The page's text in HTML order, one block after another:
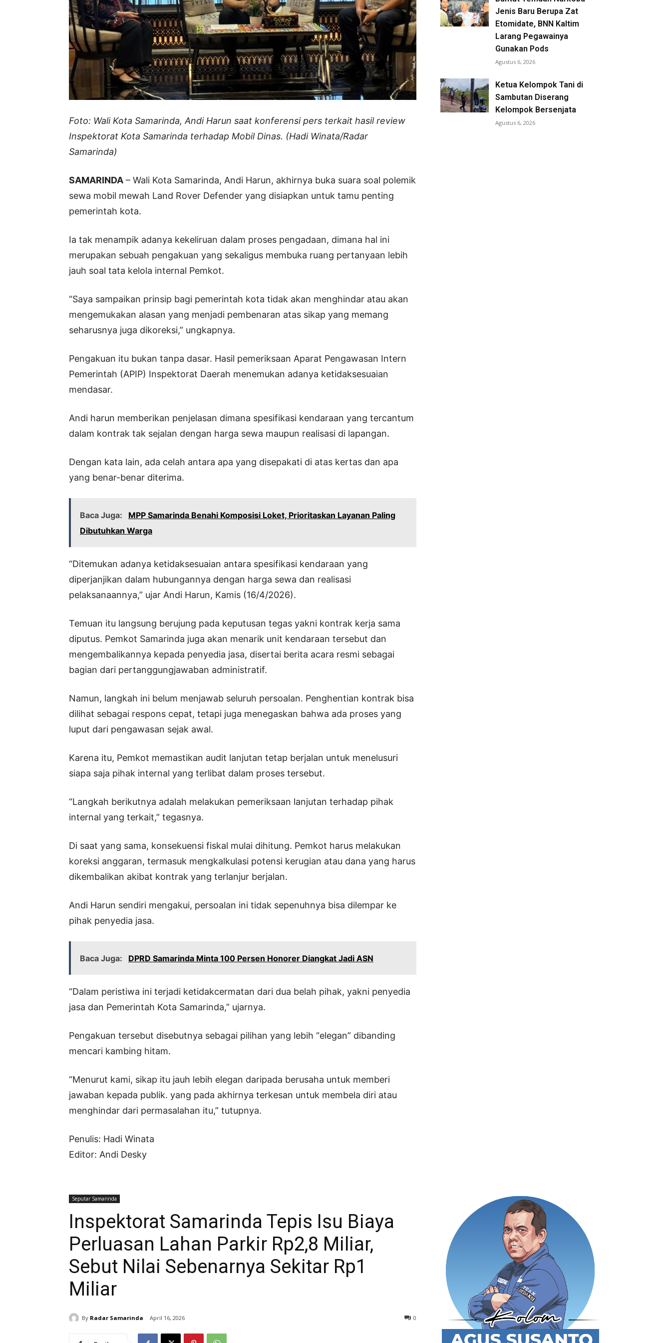
Foto: Wali Kota Samarinda, Andi Harun saat konferensi pers terkait hasil review
Inspektorat Kota Samarinda terhadap Mobil Dinas. (Hadi Winata/Radar
Samarinda)
SAMARINDA – Wali Kota Samarinda, Andi Harun, akhirnya buka suara soal polemik
sewa mobil mewah Land Rover Defender yang disiapkan untuk tamu penting
pemerintah kota.
Ia tak menampik adanya kekeliruan dalam proses pengadaan, dimana hal ini
merupakan sebuah pengakuan yang sekaligus membuka ruang pertanyaan lebih
jauh soal tata kelola internal Pemkot.
“Saya sampaikan prinsip bagi pemerintah kota tidak akan menghindar atau akan
mengemukakan alasan yang menjadi pembenaran atas sikap yang memang
seharusnya juga dikoreksi,” ungkapnya.
Pengakuan itu bukan tanpa dasar. Hasil pemeriksaan Aparat Pengawasan Intern
Pemerintah (APIP) Inspektorat Daerah menemukan adanya ketidaksesuaian
mendasar.
Andi harun memberikan penjelasan dimana spesifikasi kendaraan yang tercantum
dalam kontrak tak sejalan dengan harga sewa maupun realisasi di lapangan.
Dengan kata lain, ada celah antara apa yang disepakati di atas kertas dan apa
yang benar-benar diterima.
Baca Juga:
MPP Samarinda Benahi Komposisi Loket, Prioritaskan Layanan Paling
Dibutuhkan Warga
“Ditemukan adanya ketidaksesuaian antara spesifikasi kendaraan yang
diperjanjikan dalam hubungannya dengan harga sewa dan realisasi
pelaksanaannya,” ujar Andi Harun, Kamis (16/4/2026).
Temuan itu langsung berujung pada keputusan tegas yakni kontrak kerja sama
diputus. Pemkot Samarinda juga akan menarik unit kendaraan tersebut dan
mengembalikannya kepada penyedia jasa, disertai berita acara resmi sebagai
bagian dari pertanggungjawaban administratif.
Namun, langkah ini belum menjawab seluruh persoalan. Penghentian kontrak bisa
dilihat sebagai respons cepat, tetapi juga menegaskan bahwa ada proses yang
luput dari pengawasan sejak awal.
Karena itu, Pemkot memastikan audit lanjutan tetap berjalan untuk menelusuri
siapa saja pihak internal yang terlibat dalam proses tersebut.
“Langkah berikutnya adalah melakukan pemeriksaan lanjutan terhadap pihak
internal yang terkait,” tegasnya.
Di saat yang sama, konsekuensi fiskal mulai dihitung. Pemkot harus melakukan
koreksi anggaran, termasuk mengkalkulasi potensi kerugian atau dana yang harus
dikembalikan akibat kontrak yang terlanjur berjalan.
Andi Harun sendiri mengakui, persoalan ini tidak sepenuhnya bisa dilempar ke
pihak penyedia jasa.
Baca Juga: DPRD Samarinda Minta 100 Persen Honorer Diangkat Jadi ASN
“Dalam peristiwa ini terjadi ketidakcermatan dari dua belah pihak, yakni penyedia
jasa dan Pemerintah Kota Samarinda,” ujarnya.
Pengakuan tersebut disebutnya sebagai pilihan yang lebih “elegan” dibanding
mencari kambing hitam.
“Menurut kami, sikap itu jauh lebih elegan daripada berusaha untuk memberi
jawaban kepada publik. yang pada akhirnya terkesan untuk membela diri atau
menghindar dari permasalahan itu,” tutupnya.
Penulis: Hadi Winata
Editor: Andi Desky
Jenis Baru Berupa Zat
Etomidate, BNN Kaltim
Larang Pegawainya
Gunakan Pods
Agustus 6, 2026
Ketua Kelompok Tani di
Sambutan Diserang
Kelompok Bersenjata
Agustus 6, 2026